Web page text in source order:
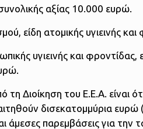
αξίας 10.000 ευρώ.
είδη ατομικής υγιεινής
υγιεινής και
τη Διοίκηση του Ε.Ε.Α. είναι
δισεκατομμύρια
άμεσες παρεμβάσεις για